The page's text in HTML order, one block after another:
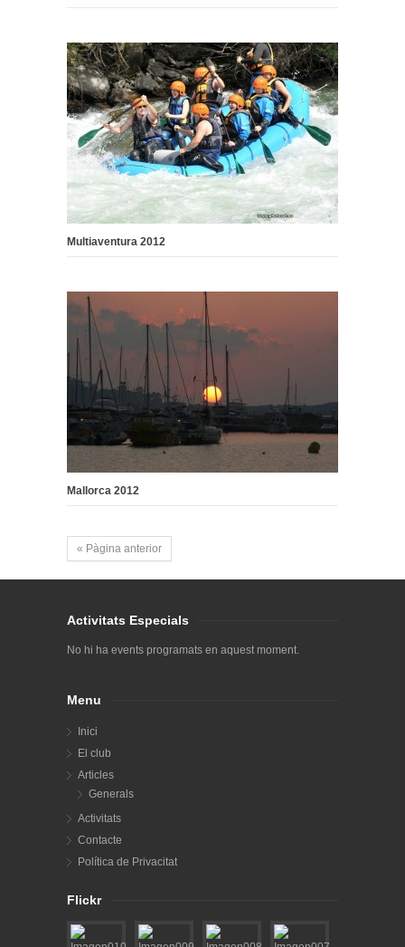
Multiaventura 2012
Mallorca 2012
« Pàgina anterior
Activitats Especials
No hi ha events programats en aquest moment.
Menu
Inici
El club
Articles
Generals
Activitats
Contacte
Política de Privacitat
Flickr